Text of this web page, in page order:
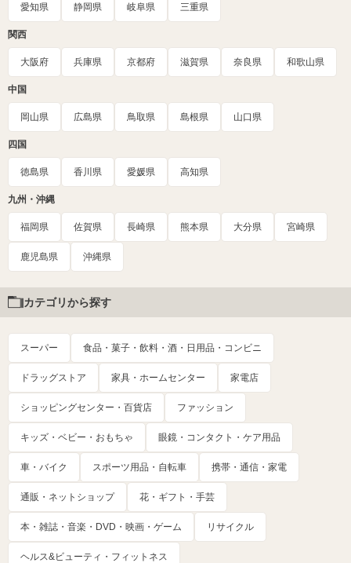
愛知県 静岡県 岐阜県 三重県
関西
大阪府 兵庫県 京都府 滋賀県 奈良県 和歌山県
中国
岡山県 広島県 鳥取県 島根県 山口県
四国
徳島県 香川県 愛媛県 高知県
九州・沖縄
福岡県 佐賀県 長崎県 熊本県 大分県 宮崎県
鹿児島県 沖縄県
カテゴリから探す
スーパー 食品・菓子・飲料・酒・日用品・コンビニ
ドラッグストア 家具・ホームセンター 家電店
ショッピングセンター・百貨店 ファッション
キッズ・ベビー・おもちゃ 眼鏡・コンタクト・ケア用品
車・バイク スポーツ用品・自転車 携帯・通信・家電
通販・ネットショップ 花・ギフト・手芸
本・雑誌・音楽・DVD・映画・ゲーム リサイクル
ヘルス&ビューティ・フィットネス